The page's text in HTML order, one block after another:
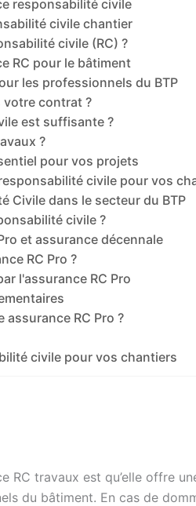
responsabilité civile
civile chantier
civile (RC) ?
RC pour le bâtiment
les professionnels du BTP
votre contrat ?
est suffisante ?
?
pour vos projets
civile pour vos
Civile dans le secteur du BTP
civile ?
et assurance décennale
RC Pro ?
l'assurance RC Pro
RC Pro ?
civile pour vos chantiers
RC travaux est qu’elle offre
du bâtiment. En cas de